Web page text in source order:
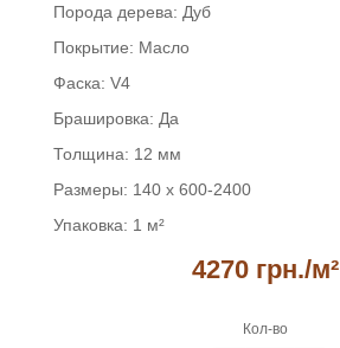
Порода дерева: Дуб
Покрытие: Масло
Фаска: V4
Брашировка: Да
Толщина: 12 мм
Размеры: 140 х 600-2400
Упаковка: 1 м²
4270 грн./м²
Кол-во